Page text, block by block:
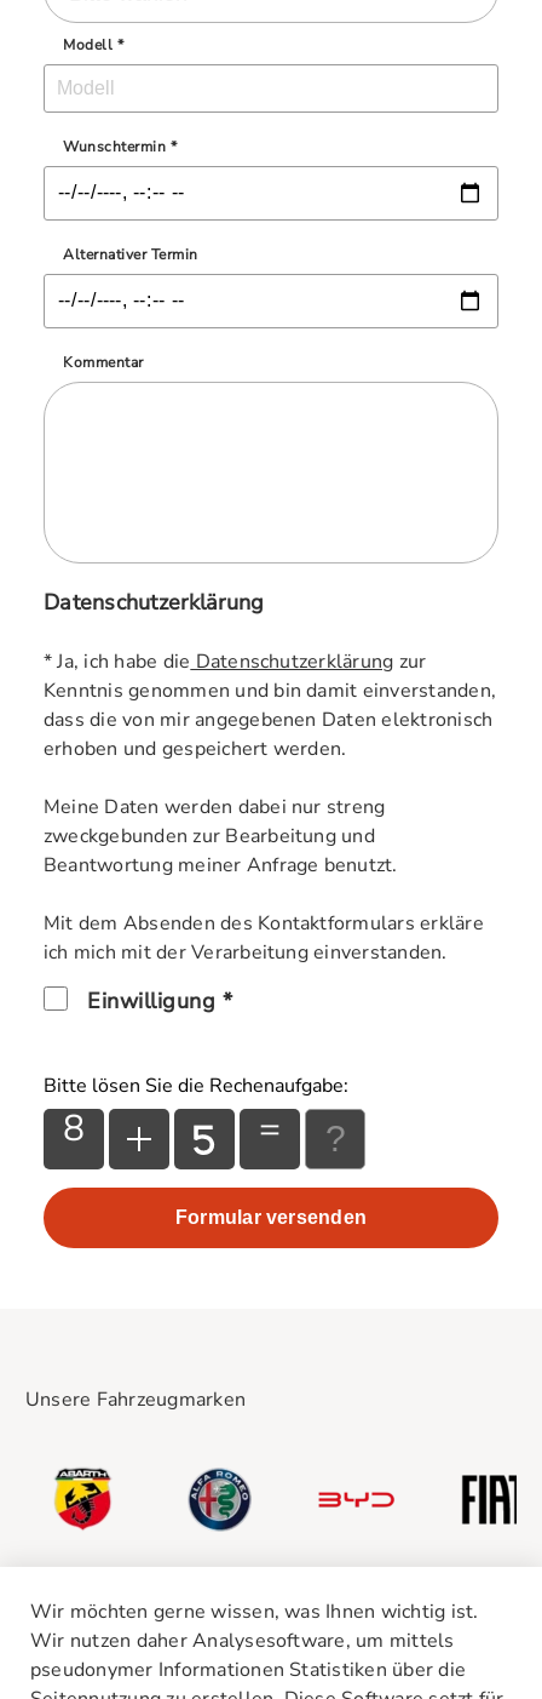
Modell *
Wunschtermin *
Alternativer Termin
Kommentar
Datenschutzerklärung
* Ja, ich habe die Datenschutzerklärung zur
Kenntnis genommen und bin damit einverstanden,
dass die von mir angegebenen Daten elektronisch
erhoben und gespeichert werden.
Meine Daten werden dabei nur streng
zweckgebunden zur Bearbeitung und
Beantwortung meiner Anfrage benutzt.
Mit dem Absenden des Kontaktformulars erkläre
ich mich mit der Verarbeitung einverstanden.
Einwilligung *
Bitte lösen Sie die Rechenaufgabe:
8 =
Unsere Fahrzeugmarken
Wir möchten gerne wissen, was Ihnen wichtig ist.
Wir nutzen daher Analysesoftware, um mittels
pseudonymer Informationen Statistiken über die